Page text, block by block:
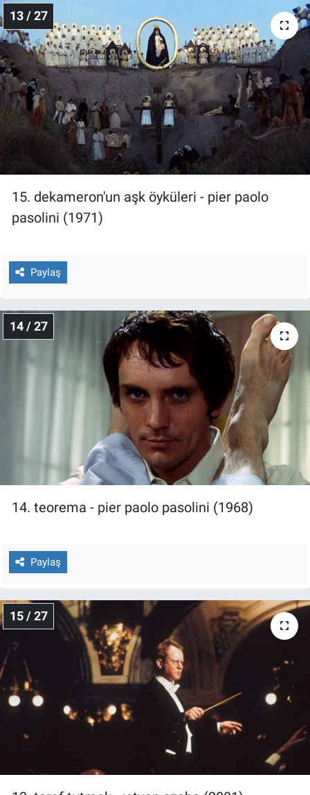
13 / 27
15. dekameron'un aşk öyküleri - pier paolo
pasolini (1971)
Paylaş
14 / 27
14. teorema - pier paolo pasolini (1968)
Paylaş
15 / 27